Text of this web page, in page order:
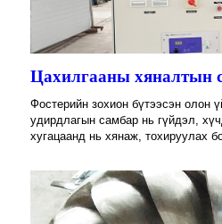
Цахилгааны хяналтын
Фостерийн зохион бүтээсэн олон
удирдлагын самбар нь гүйдэл,
хугацаанд нь хянаж, тохируулах